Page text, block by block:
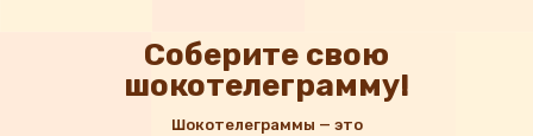
Соберите свою
шокотелеграмму!
Шокотелеграммы — это